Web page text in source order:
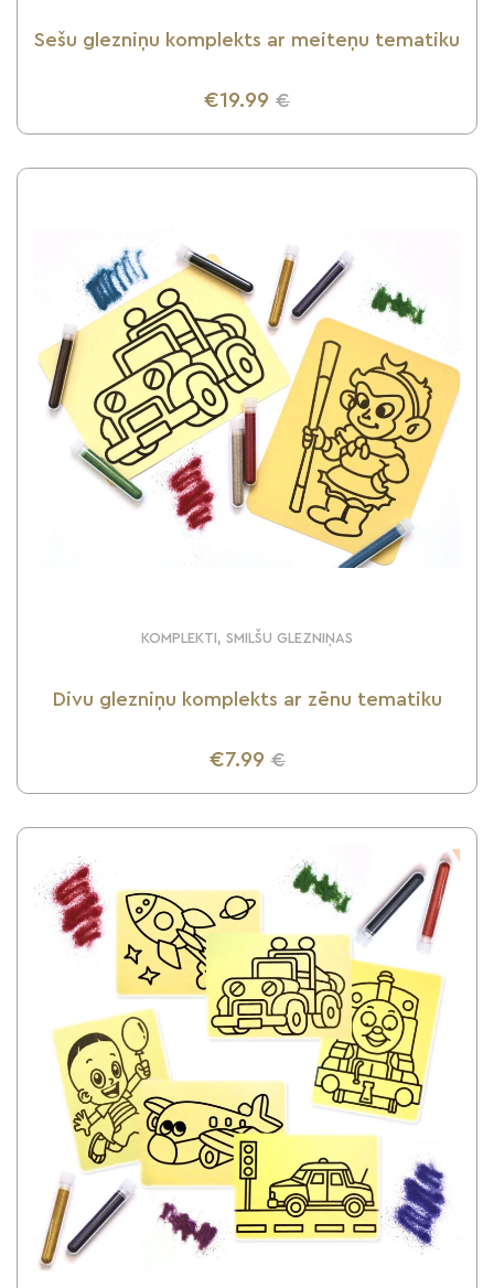
Sešu glezniņu komplekts ar meiteņu tematiku
€19.99 €
UZZINI VAIRĀK
KOMPLEKTI, SMILŠU GLEZNIŅAS
Divu glezniņu komplekts ar zēnu tematiku
€7.99 €
UZZINI VAIRĀK